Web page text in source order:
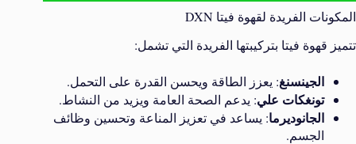
المكونات الفريدة لقهوة فيتا DXN
تتميز قهوة فيتا بتركيبتها الفريدة التي تشمل:
الجينسنغ: يعزز الطاقة ويحسن القدرة على التحمل.
تونغكات علي: يدعم الصحة العامة ويزيد من النشاط.
الجانوديرما: يساعد في تعزيز المناعة وتحسين وظائف
الجسم.